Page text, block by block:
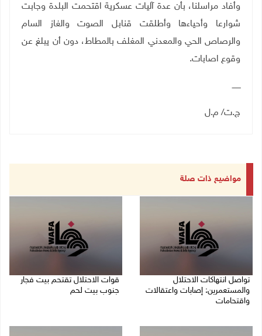
وأفاد مراسلنا، بأن عدة آليات عسكرية اقتحمت البلدة وجابت
شوارعا وأحياءها وأطلقت قنابل الصوت والغاز السام
والرصاص الحي والمعدني المغلف بالمطاط، دون أن يبلغ عن
وقوع اصابات.
ـــــــ
ج.ت/ م.ل
مواضيع ذات صلة
تواصل انتهاكات الاحتلال
والمستعمرين: إصابات واعتقالات
واقتحامات
قوات الاحتلال تقتحم بيت فجار
جنوب بيت لحم